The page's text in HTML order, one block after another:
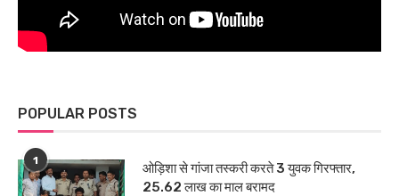
POPULAR POSTS
1
ओड़िशा से गांजा तस्करी करते 3 युवक गिरफ्तार,
25.62 लाख का माल बरामद